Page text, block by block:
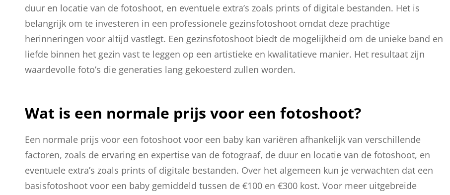
duur en locatie van de fotoshoot, en eventuele extra’s zoals prints of digitale bestanden. Het is
belangrijk om te investeren in een professionele gezinsfotoshoot omdat deze prachtige
herinneringen voor altijd vastlegt. Een gezinsfotoshoot biedt de mogelijkheid om de unieke band en
liefde binnen het gezin vast te leggen op een artistieke en kwalitatieve manier. Het resultaat zijn
waardevolle foto’s die generaties lang gekoesterd zullen worden.
Wat is een normale prijs voor een fotoshoot?
Een normale prijs voor een fotoshoot voor een baby kan variëren afhankelijk van verschillende
factoren, zoals de ervaring en expertise van de fotograaf, de duur en locatie van de fotoshoot, en
eventuele extra’s zoals prints of digitale bestanden. Over het algemeen kun je verwachten dat een
basisfotoshoot voor een baby gemiddeld tussen de €100 en €300 kost. Voor meer uitgebreide